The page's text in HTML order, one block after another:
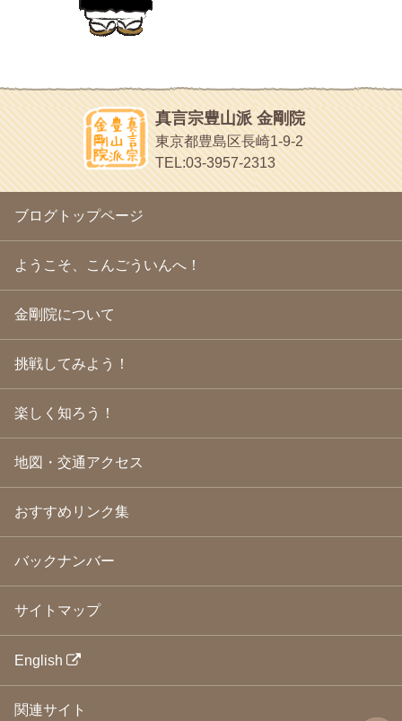
2010年9月(16)
(13)
2010年5月(22)
2010年4月(25)
2010年3月(22)
2010年2月
(23)
2010年1月(23)
2009年12月(18)
2009年10月(20)
2009年9月(20)
2009年8月 (18)
2009年7月
(21)
2009年6月(22)
2009年5月(20)
2009年2月(19)
2009年1月(25)
2008年12月 (22)
2008年9月(24)
2008年8月(24)
2008年7月
(23)
2008年6月(23)
2008年5月(21)
2008年4月(22)
2008年1月 (23)
2007年12月(26)
2007年11月
2007年10月
2007年9月(23)
2007年8月
日本人の繊細な体質にあわせた、やさしく気持ちよい鍼灸治療で
ほうげん日記
放言じゃなくて和尚さんの名前だよ
面白いサイトみつけたよ。
ヘェ～という感じ
chocolab.Air♪DIALY
ラブラドールのワンちゃんがかわいいよ
真言宗豊山派 金剛院
東京都豊島区長崎1-9-2
TEL:03-3957-2313
ブログトップページ
ようこそ、こんごういんへ！
金剛院について
挑戦してみよう！
楽しく知ろう！
地図・交通アクセス
おすすめリンク集
バックナンバー
サイトマップ
English
関連サイト